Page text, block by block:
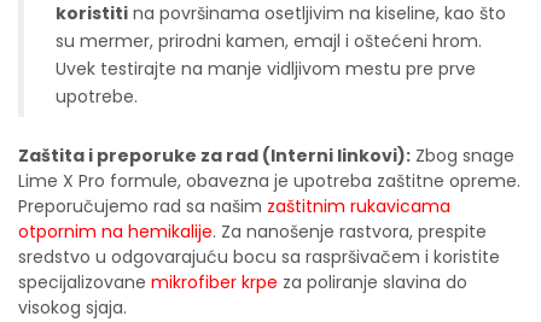
koristiti na površinama osetljivim na kiseline, kao što
su mermer, prirodni kamen, emajl i oštećeni hrom.
Uvek testirajte na manje vidljivom mestu pre prve
upotrebe.
Zaštita i preporuke za rad (Interni linkovi): Zbog snage
Lime X Pro formule, obavezna je upotreba zaštitne opreme.
Preporučujemo rad sa našim zaštitnim rukavicama
otpornim na hemikalije. Za nanošenje rastvora, prespite
sredstvo u odgovarajuću bocu sa raspršivačem i koristite
specijalizovane mikrofiber krpe za poliranje slavina do
visokog sjaja.